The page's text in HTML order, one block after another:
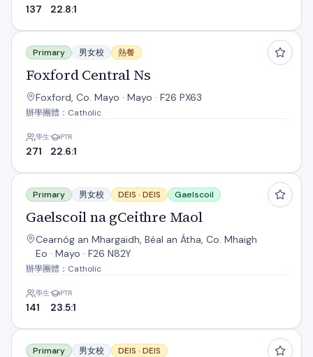
137 22.8:1
Foxford Central Ns
Primary 男女校 熱餐
Foxford Central Ns
Foxford, Co. Mayo · Mayo · F26 PX63
辦學團體：Catholic
學生
271
PTR
22.6:1
Gaelscoil na gCeithre Maol
Primary 男女校 DEIS · DEIS Gaelscoil
Gaelscoil na gCeithre Maol
Cearnóg an Mhargaidh, Béal an Átha, Co. Mhaigh
Eo · Mayo · F26 N82Y
辦學團體：Catholic
學生
141
PTR
23.5:1
Garracloon N S
Primary 男女校 DEIS · DEIS